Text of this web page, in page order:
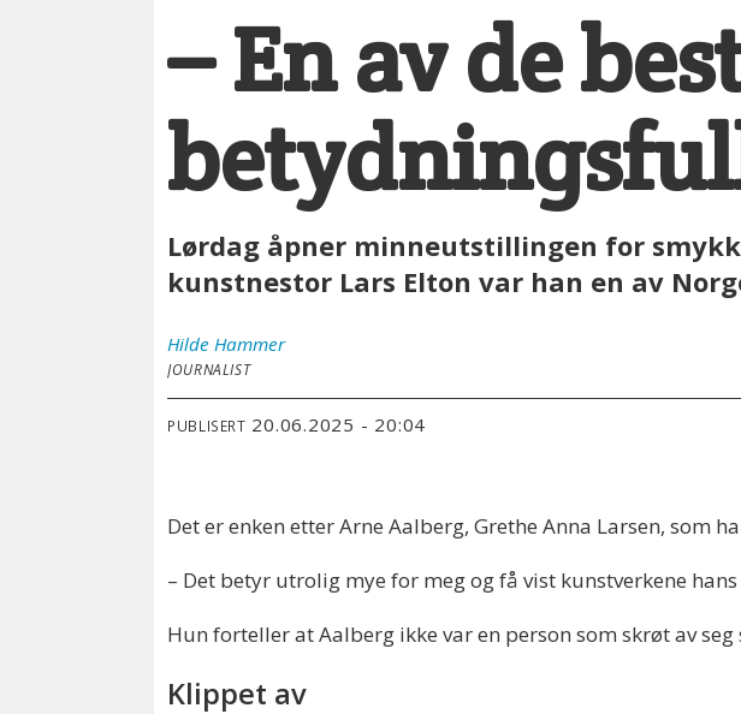
– En av de
Lørdag åpner minneutstillingen for
kunstnestor Lars Elton var han en av
Hilde Hammer
JOURNALIST
PUBLISERT 20.06.2025 - 20:04
Det er enken etter Arne Aalberg, Grethe Anna Larsen,
– Det betyr utrolig mye for meg og få vist kunstverkene
Hun forteller at Aalberg ikke var en person som skrøt av
Klippet av